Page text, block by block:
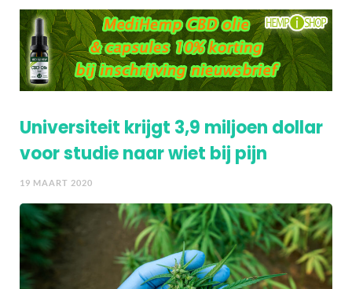
Universiteit krijgt 3,9 miljoen dollar
voor studie naar wiet bij pijn
19 MAART 2020